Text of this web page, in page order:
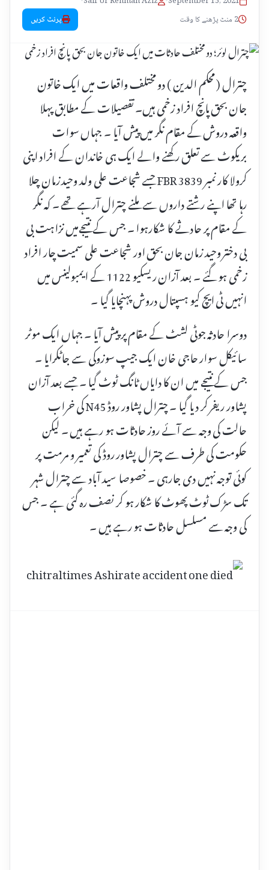
2 منٹ پڑھنے کا وقت
پرنٹ کریں
چترال ( محکم الدین ) دو مختلف واقعات میں ایک خاتون
جان بحق پانچ افراد زخمی ہیں۔ تفصیلات کے مطابق پہلا
واقعہ دروش کے مقام نگر میں پیش آیا ۔ جہاں سوات
بریکوٹ سے تعلق رکھنے والے ایک ہی خاندان کے افراد اپنی
کرولا کار نمبر FBR 3839 جسے شجاعت علی ولد وحید زمان چلا
رہا تھا اپنے رشتے داروں سے ملنے چترال آرہے تھے ۔ کہ نگر
کے مقام پر حادثے کا شکارہوا ۔ جس کے نتیجےمیں نزاہت بی
بی دختر وحید زمان جان بحق اور شجاعت علی سمیت چار افراد
زخمی ہو گئے ۔ بعد آزان ریسکیو 1122 کے ایمبولینس میں
انہیں ٹی ایچ کیو ہسپتال دروش پہنچایا گیا ۔
دوسرا حادثہ جوٹی لشٹ کے مقام پر پیش آیا ۔ جہاں ایک موٹر
سائیکل سوار حاجی خان ایک جیپ سوزوکی سے جاٹکرایا ۔
جس کے نتیجے میں ان کا دایاں ٹانگ ٹوٹ گیا ۔ جسے بعد آزان
پشاور ریفر کر دیا گیا ۔ چترال پشاور روڈ N45 کی خراب
حالت کی وجہ سے آئے روز حادثات ہو رہے ہیں ۔ لیکن
حکومت کی طرف سے چترال پشاور روڈ کی تعمیر و مرمت پر
کوئی توجہ نہیں دی جارہی ۔ خصوصا سید آباد سے چترال شہر
تک سڑک ٹوٹ پھوٹ کا شکار ہو کر نصف رہ گئی ہے ۔ جس
کی وجہ سے مسلسل حادثات ہو رہے ہیں ۔